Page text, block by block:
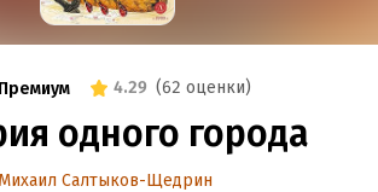
Премиум 4.29 (62 оценки)
одного города
Михаил Салтыков-Щедрин